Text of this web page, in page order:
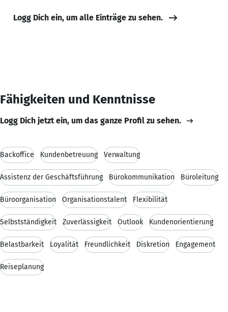
Logg Dich ein, um alle Einträge zu sehen.
Fähigkeiten und Kenntnisse
Logg Dich jetzt ein, um das ganze Profil zu sehen.
Backoffice Kundenbetreuung Verwaltung
Assistenz der Geschäftsführung Bürokommunikation Büroleitung
Büroorganisation Organisationstalent Flexibilität
Selbstständigkeit Zuverlässigkeit Outlook Kundenorientierung
Belastbarkeit Loyalität Freundlichkeit Diskretion Engagement
Reiseplanung